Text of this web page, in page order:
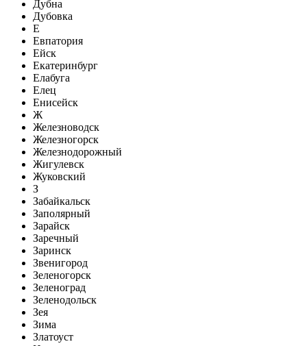
Дубна
Дубовка
Е
Евпатория
Ейск
Екатеринбург
Елабуга
Елец
Енисейск
Ж
Железноводск
Железногорск
Железнодорожный
Жигулевск
Жуковский
З
Забайкальск
Заполярный
Зарайск
Заречный
Заринск
Звенигород
Зеленогорск
Зеленоград
Зеленодольск
Зея
Зима
Златоуст